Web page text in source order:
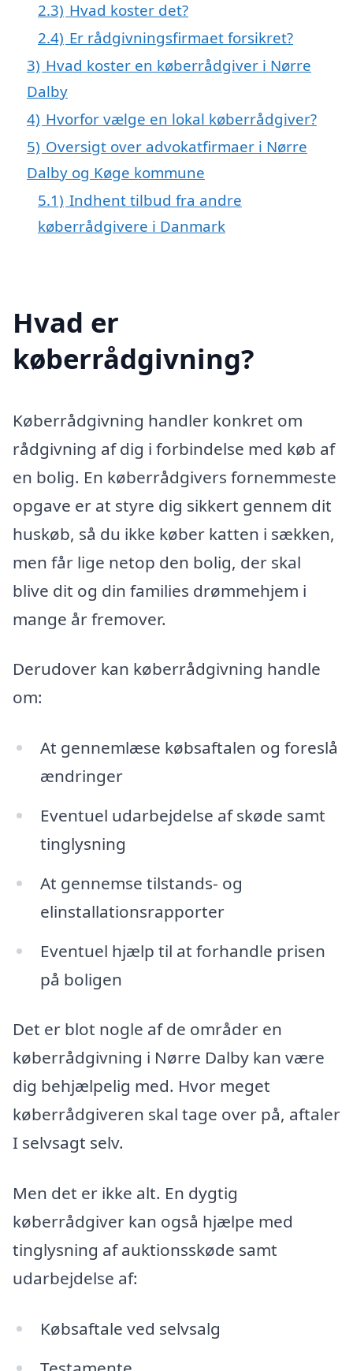
2.3) Hvad koster det?
2.4) Er rådgivningsfirmaet forsikret?
3) Hvad koster en køberrådgiver i Nørre
Dalby
4) Hvorfor vælge en lokal køberrådgiver?
5) Oversigt over advokatfirmaer i Nørre
Dalby og Køge kommune
5.1) Indhent tilbud fra andre
køberrådgivere i Danmark
Hvad er
køberrådgivning?
Køberrådgivning handler konkret om
rådgivning af dig i forbindelse med køb af
en bolig. En køberrådgivers fornemmeste
opgave er at styre dig sikkert gennem dit
huskøb, så du ikke køber katten i sækken,
men får lige netop den bolig, der skal
blive dit og din families drømmehjem i
mange år fremover.
Derudover kan køberrådgivning handle
om:
At gennemlæse købsaftalen og foreslå
ændringer
Eventuel udarbejdelse af skøde samt
tinglysning
At gennemse tilstands- og
elinstallationsrapporter
Eventuel hjælp til at forhandle prisen
på boligen
Det er blot nogle af de områder en
køberrådgivning i Nørre Dalby kan være
dig behjælpelig med. Hvor meget
køberrådgiveren skal tage over på, aftaler
I selvsagt selv.
Men det er ikke alt. En dygtig
køberrådgiver kan også hjælpe med
tinglysning af auktionsskøde samt
udarbejdelse af:
Købsaftale ved selvsalg